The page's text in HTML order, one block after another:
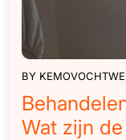
BY
Wat zijn